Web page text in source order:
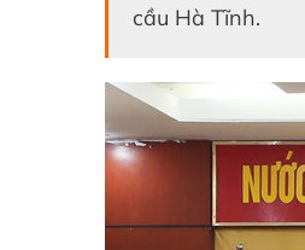
cầu Hà Tĩnh.